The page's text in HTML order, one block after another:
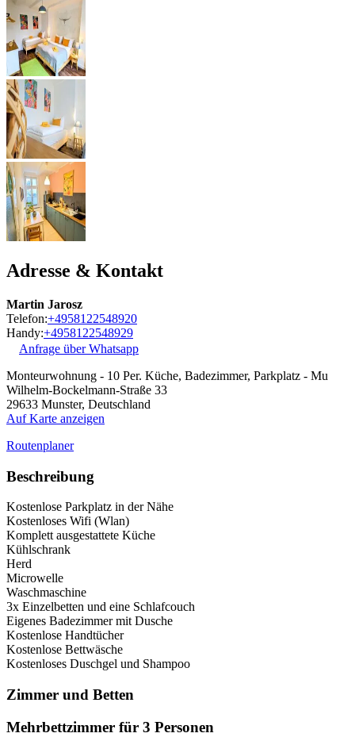
Adresse & Kontakt
Martin Jarosz
Telefon:+4958122548920
Handy:+4958122548929
Anfrage über Whatsapp
Monteurwohnung - 10 Per. Küche, Badezimmer, Parkplatz - Mu
Wilhelm-Bockelmann-Straße 33
29633 Munster, Deutschland
Auf Karte anzeigen
Routenplaner
Beschreibung
Kostenlose Parkplatz in der Nähe
Kostenloses Wifi (Wlan)
Komplett ausgestattete Küche
Kühlschrank
Herd
Microwelle
Waschmaschine
3x Einzelbetten und eine Schlafcouch
Eigenes Badezimmer mit Dusche
Kostenlose Handtücher
Kostenlose Bettwäsche
Kostenloses Duschgel und Shampoo
Zimmer und Betten
Mehrbettzimmer für 3 Personen